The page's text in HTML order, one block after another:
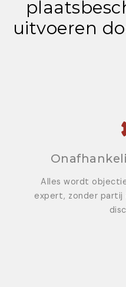
uitvoeren
Alles wordt
expert, zonder partij